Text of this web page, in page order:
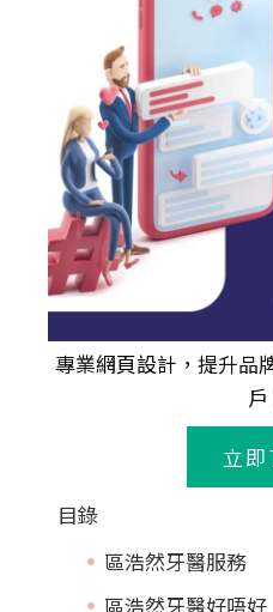
專業網頁設計 ，提升品
戶
立
目錄
區浩然牙醫服務
區浩然牙醫好唔好